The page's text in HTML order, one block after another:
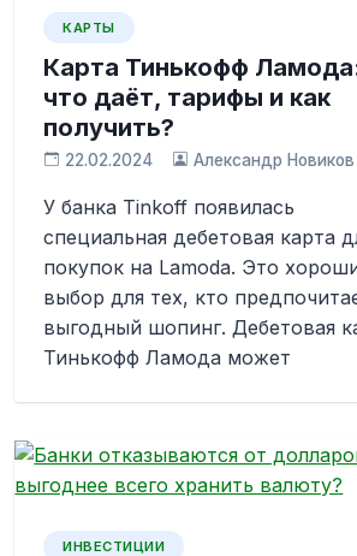
КАРТЫ
Карта Тинькофф
что даёт, тарифы и как
получить?
22.02.2024 Александр Новиков
У банка Tinkoff появилась
специальная дебетовая карта
покупок на Lamoda. Это
выбор для тех, кто
выгодный шопинг. Дебетовая
Тинькофф Ламода может
ИНВЕСТИЦИИ